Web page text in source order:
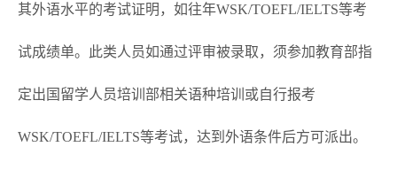
其外语水平的考试证明，如往年WSK/TOEFL/IELTS等考
试成绩单。此类人员如通过评审被录取，须参加教育部指
定出国留学人员培训部相关语种培训或自行报考
WSK/TOEFL/IELTS等考试，达到外语条件后方可派出。